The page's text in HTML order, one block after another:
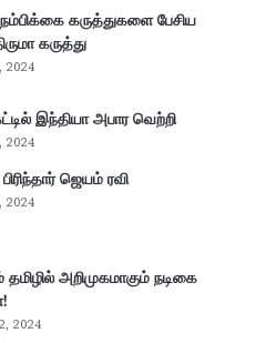
கருத்துகளை பேசிய
கருத்து
2024
இந்தியா அபார வெற்றி
2024
ஜெயம் ரவி
2024
தமிழில் அறிமுகமாகும் நடிகை
2024